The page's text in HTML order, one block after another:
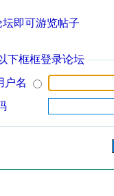
即可游览帖子
下框框登录论坛
户名